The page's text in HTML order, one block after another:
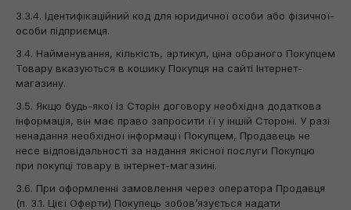
3.3.4. Ідентифікаційний код для юридичної особи або фізичної-
особи підприємця.
3.4. Найменування, кількість, артикул, ціна обраного Покупцем
Товару вказуються в кошику Покупця на сайті Інтернет-
магазину.
3.5. Якщо будь-якої із Сторін договору необхідна додаткова
інформація, він має право запросити її у іншій Стороні. У разі
ненадання необхідної інформації Покупцем, Продавець не
несе відповідальності за надання якісної послуги Покупцю
при покупці товару в інтернет-магазині.
3.6. При оформленні замовлення через оператора Продавця
(п. 3.1. Цієї Оферти) Покупець зобов’язується надати